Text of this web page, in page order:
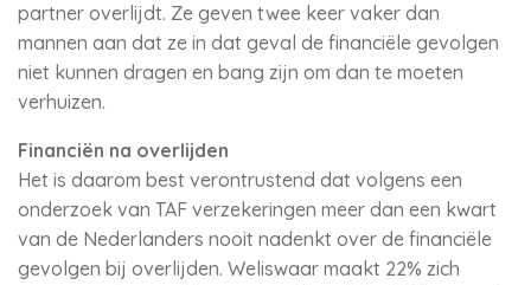
partner overlijdt. Ze geven twee keer vaker dan
mannen aan dat ze in dat geval de financiële gevolgen
niet kunnen dragen en bang zijn om dan te moeten
verhuizen.
Financiën na overlijden
Het is daarom best verontrustend dat volgens een
onderzoek van TAF verzekeringen meer dan een kwart
van de Nederlanders nooit nadenkt over de financiële
gevolgen bij overlijden. Weliswaar maakt 22% zich